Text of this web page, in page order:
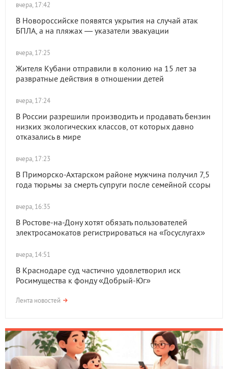
вчера, 17:42
В Новороссийске появятся укрытия на случай атак
БПЛА, а на пляжах — указатели эвакуации
вчера, 17:25
Жителя Кубани отправили в колонию на 15 лет за
развратные действия в отношении детей
вчера, 17:24
В России разрешили производить и продавать бензин
низких экологических классов, от которых давно
отказались в мире
вчера, 17:23
В Приморско-Ахтарском районе мужчина получил 7,5
года тюрьмы за смерть супруги после семейной ссоры
вчера, 16:35
В Ростове-на-Дону хотят обязать пользователей
электросамокатов регистрироваться на «Госуслугах»
вчера, 14:51
В Краснодаре суд частично удовлетворил иск
Росимущества к фонду «Добрый-Юг»
Лента новостей